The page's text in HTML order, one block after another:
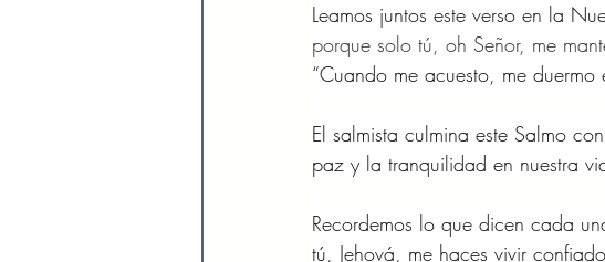
Leamos juntos este verso en la
porque solo tú, oh Señor, me
“Cuando me acuesto, me duermo
El salmista culmina este Salmo
paz y la tranquilidad en nuestra
Recordemos lo que dicen cada
tú, Jehová, me haces vivir